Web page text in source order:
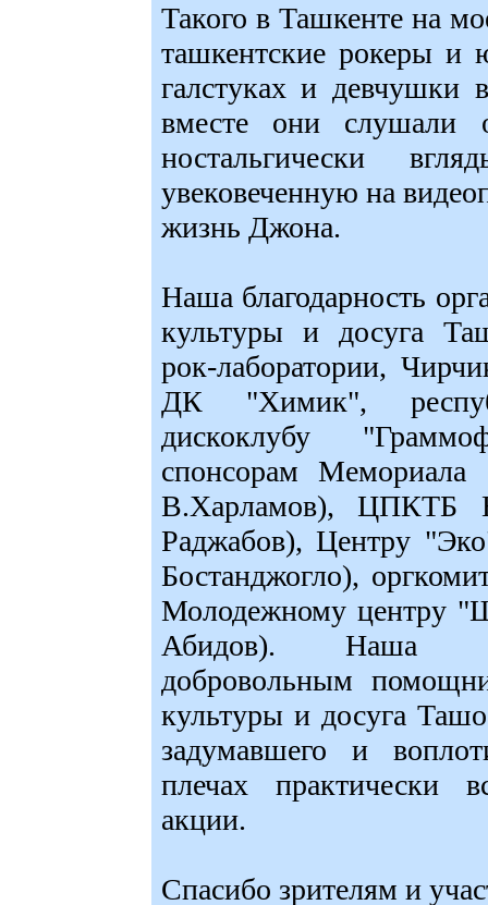
Такого в Ташкенте на
ташкентские рокеры и
галстуках и девчушки
вместе они слушали
ностальгически
увековеченную на
жизнь Джона.
Наша благодарность
культуры и досуга
рок-лаборатории,
ДК "Химик",
дискоклубу
спонсорам
В.Харламов),
Раджабов), Центру
Бостанджогло),
Молодежному центру
Абидов). Наша
добровольным
культуры и досуга
задумавшего и
плечах практически
акции.
Спасибо зрителям и